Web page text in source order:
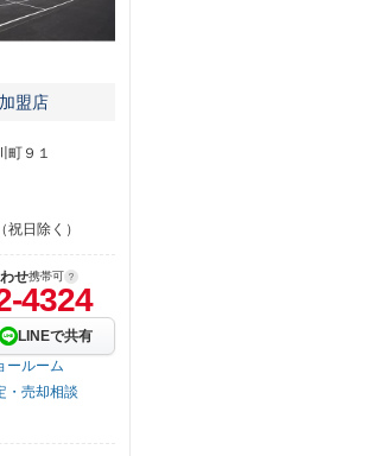
盟店
町９１
祝日除く）
せ携帯可
4324
LINEで共有
ールーム
・売却相談